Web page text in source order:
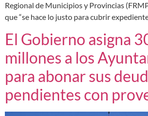
Regional de Municipios y Provincias
que “se hace lo justo para cubrir
El Gobierno asigna
millones a los
para abonar sus
pendientes con